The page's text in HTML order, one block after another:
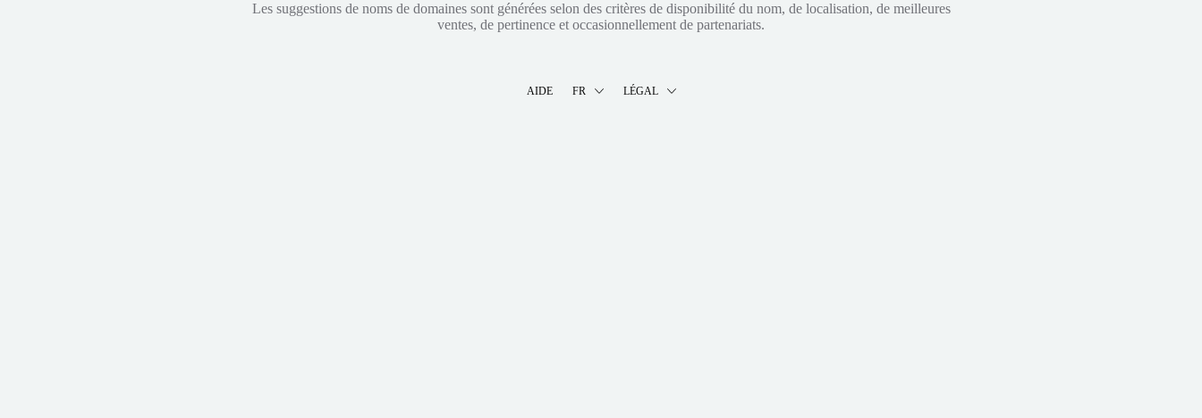
Les suggestions de noms de domaines sont générées selon des critères de disponibilité du nom, de localisation, de meilleures
ventes, de pertinence et occasionnellement de partenariats.
AIDE FR LÉGAL